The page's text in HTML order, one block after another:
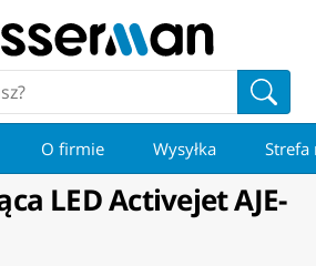
O firmie Wysyłka Strefa
LED Activejet AJE-